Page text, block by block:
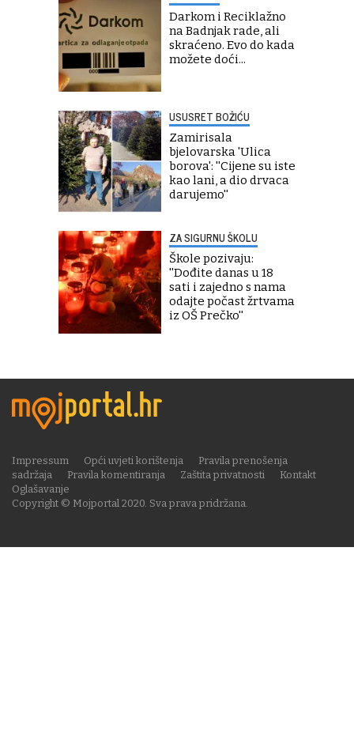
Darkom i Reciklažno
na Badnjak rade, ali
skraćeno. Evo do kada
možete doći...
USUSRET BOŽIĆU
Zamirisala
bjelovarska 'Ulica
borova': ''Cijene su iste
kao lani, a dio drvaca
darujemo''
ZA SIGURNU ŠKOLU
Škole pozivaju:
''Dođite danas u 18
sati i zajedno s nama
odajte počast žrtvama
iz OŠ Prečko''
Copyright © Mojportal 2020. Sva prava pridržana.
Impressum Opći uvjeti korištenja
Pravila prenošenja
sadržaja
Pravila komentiranja Zaštita privatnosti
Kontakt
Oglašavanje